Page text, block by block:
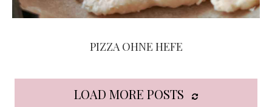
PIZZA OHNE HEFE
LOAD MORE POSTS